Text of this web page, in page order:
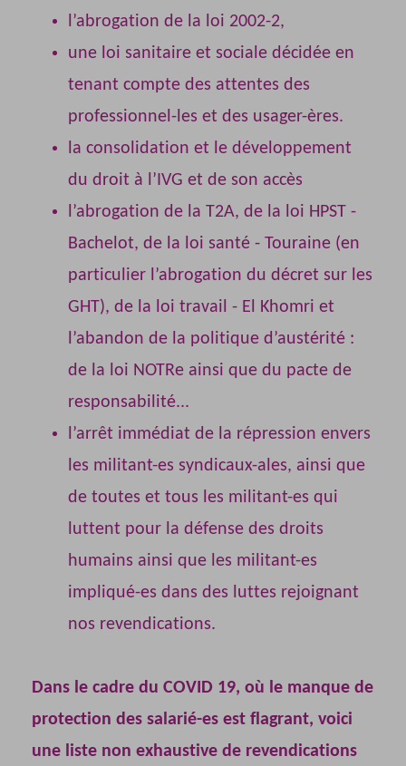
l’abrogation de la loi 2002-2,
une loi sanitaire et sociale décidée en
tenant compte des attentes des
professionnel-les et des usager-ères.
la consolidation et le développement
du droit à l’IVG et de son accès
l’abrogation de la T2A, de la loi HPST -
Bachelot, de la loi santé - Touraine (en
particulier l’abrogation du décret sur les
GHT), de la loi travail - El Khomri et
l’abandon de la politique d’austérité :
de la loi NOTRe ainsi que du pacte de
responsabilité...
l’arrêt immédiat de la répression envers
les militant-es syndicaux-ales, ainsi que
de toutes et tous les militant-es qui
luttent pour la défense des droits
humains ainsi que les militant-es
impliqué-es dans des luttes rejoignant
nos revendications.
Dans le cadre du COVID 19, où le manque de
protection des salarié-es est flagrant, voici
une liste non exhaustive de revendications